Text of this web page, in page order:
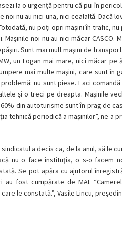
la o urgenţă pentru că pui în
noi nu au nici una, nici cealaltă. Dacă
nu poți opri maşini în trafic,
noi nu au nici măcar CASCO.
Sunt mai mult maşini de
un Logan mai mare, nici măcar
mai multe maşini, care sunt în
nu sunt piese. Faci
şi o treci pe dreapta. Maşinile
din autoturisme sunt în prag de
tehnică periodică a maşinilor”, ne-a
a decis ca, de la anul, să le
nu o face instituţia, o s-o facem
Se pot apăra cu ajutorul
au fost cumpărate de MAI.
le constată.”, Vasile Lincu,